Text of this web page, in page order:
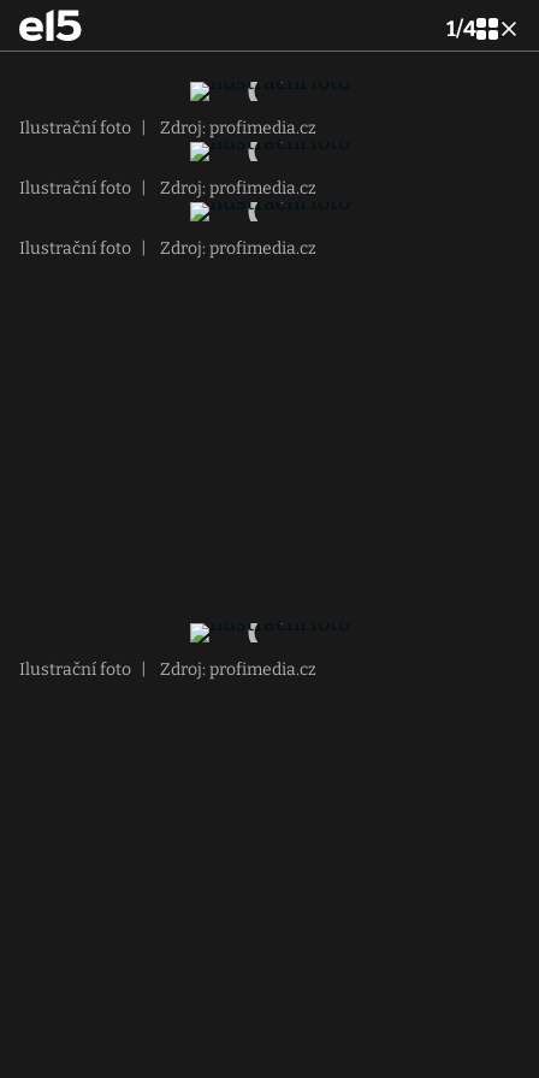
1/4
Ilustrační foto Zdroj: profimedia.cz
Ilustrační foto Zdroj: profimedia.cz
Ilustrační foto Zdroj: profimedia.cz
Ilustrační foto Zdroj: profimedia.cz